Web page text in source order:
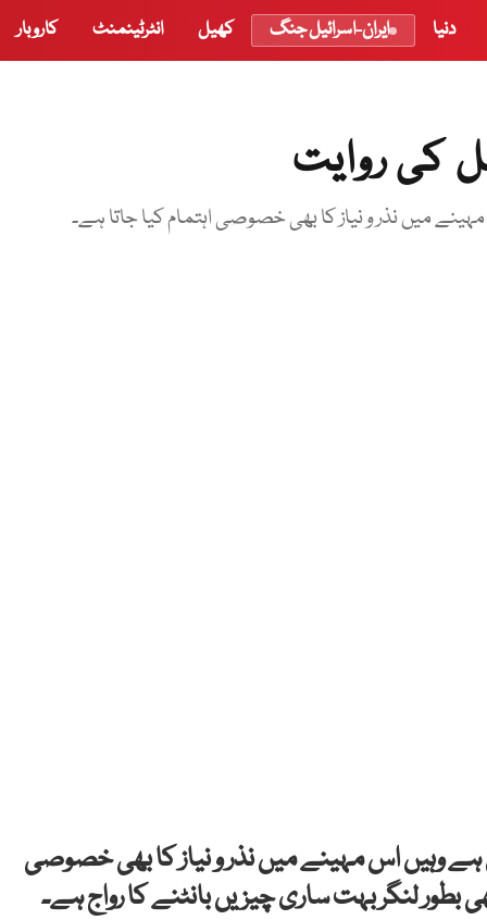
دنیا ایران-اسرائیل جنگ کھیل انٹرٹینمنٹ کاروبار
کی روایت
میں نذر و نیاز کا بھی خصوصی اہتمام کیا جاتا ہے۔
ہے وہیں اس مہینے میں نذر و نیاز کا بھی خصوصی
بطور لنگر بہت ساری چیزیں بانٹنے کا رواج ہے۔